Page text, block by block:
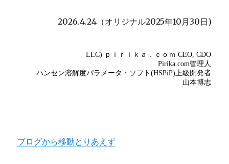
2026.4.24（オリジナル2025年10月30日)
ブログから移動とりあえず